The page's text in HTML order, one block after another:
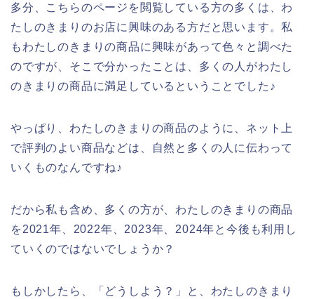
多分、こちらのページを閲覧している方の多くは、わ
たしのきまりのお店に興味のある方だと思います。私
もわたしのきまりの商品に興味があって色々と調べた
のですが、そこで分かったことは、多くの人がわたし
のきまりの商品に満足しているということでした♪
やっぱり、わたしのきまりの商品のように、ネット上
で評判のよい商品などは、自然と多くの人に伝わって
いくものなんですね♪
だから私も含め、多くの方が、わたしのきまりの商品
を2021年、2022年、2023年、2024年と今後も利用し
ていくのではないでしょうか？
もしかしたら、「どうしよう？」と、わたしのきまり